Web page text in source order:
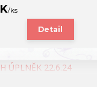
/ks
Detail